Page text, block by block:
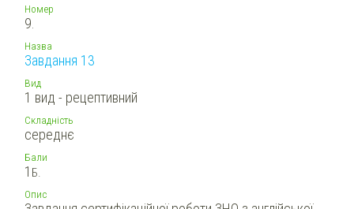
Номер
9.
Назва
Завдання 13
Вид
1 вид - рецептивний
Складність
середнє
Бали
1 Б.
Опис